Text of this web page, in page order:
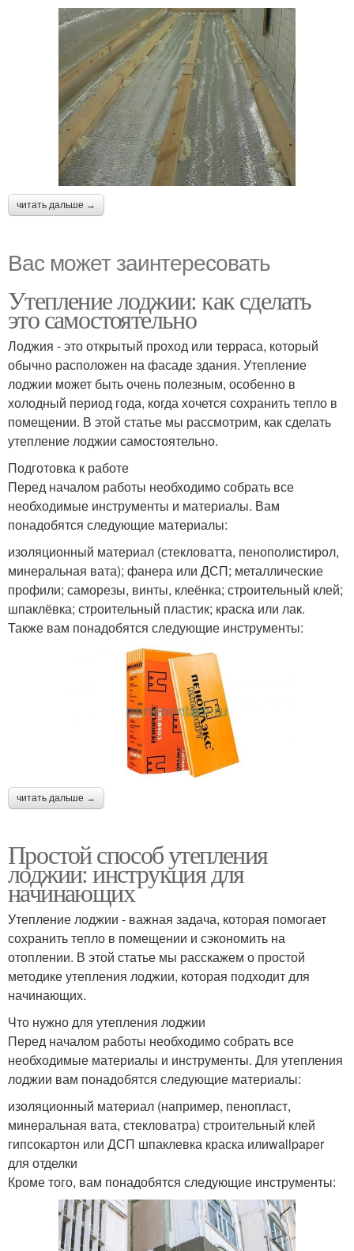
читать дальше →
Вас может заинтересовать
Утепление лоджии: как сделать
это самостоятельно
Лоджия - это открытый проход или терраса, который
обычно расположен на фасаде здания. Утепление
лоджии может быть очень полезным, особенно в
холодный период года, когда хочется сохранить тепло в
помещении. В этой статье мы рассмотрим, как сделать
утепление лоджии самостоятельно.
Подготовка к работе
Перед началом работы необходимо собрать все
необходимые инструменты и материалы. Вам
понадобятся следующие материалы:
изоляционный материал (стекловатта, пенополистирол,
минеральная вата); фанера или ДСП; металлические
профили; саморезы, винты, клеёнка; строительный клей;
шпаклёвка; строительный пластик; краска или лак.
Также вам понадобятся следующие инструменты:
читать дальше →
Простой способ утепления
лоджии: инструкция для
начинающих
Утепление лоджии - важная задача, которая помогает
сохранить тепло в помещении и сэкономить на
отоплении. В этой статье мы расскажем о простой
методике утепления лоджии, которая подходит для
начинающих.
Что нужно для утепления лоджии
Перед началом работы необходимо собрать все
необходимые материалы и инструменты. Для утепления
лоджии вам понадобятся следующие материалы:
изоляционный материал (например, пенопласт,
минеральная вата, стекловатра) строительный клей
гипсокартон или ДСП шпаклевка краска илиwallpaper
для отделки
Кроме того, вам понадобятся следующие инструменты: